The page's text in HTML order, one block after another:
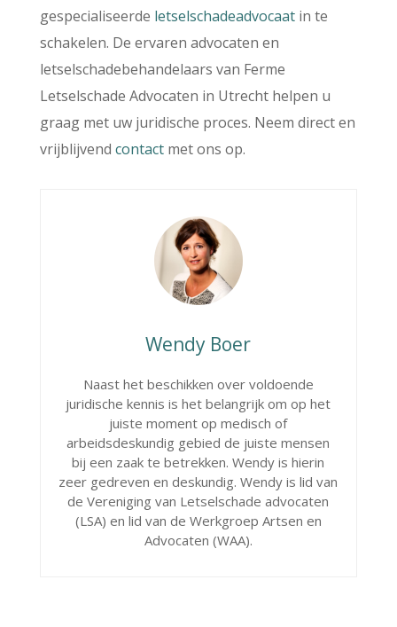
gespecialiseerde letselschadeadvocaatin te
schakelen. De ervaren advocaten en
letselschadebehandelaars van Ferme
Letselschade Advocaten in Utrecht helpen u
graag met uw juridische proces. Neem direct en
vrijblijvend contactmet ons op.
Wendy Boer
Naast het beschikken over voldoende
juridische kennis is het belangrijk om op het
juiste moment op medisch of
arbeidsdeskundig gebied de juiste mensen
bij een zaak te betrekken. Wendy is hierin
zeer gedreven en deskundig. Wendy is lid van
de Vereniging van Letselschade advocaten
(LSA) en lid van de Werkgroep Artsen en
Advocaten (WAA).